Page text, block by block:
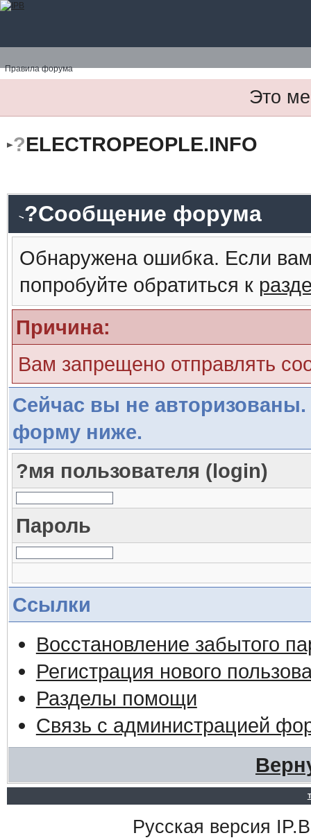
Правила форума
Это
?ELECTROPEOPLE.INFO
?Сообщение форума
Обнаружена ошибка. Если
попробуйте обратиться к
Причина:
Вам запрещено отправлять
Сейчас вы не авторизованы.
форму ниже.
?мя пользователя (login)
Пароль
Ссылки
Восстановление забытого
Регистрация нового
Разделы помощи
Связь с администрацией
Русская версия